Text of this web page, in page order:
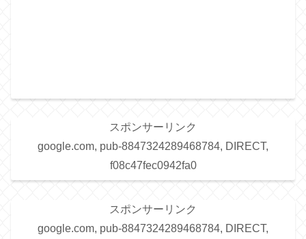
スポンサーリンク
google.com, pub-8847324289468784, DIRECT,
f08c47fec0942fa0
スポンサーリンク
google.com, pub-8847324289468784, DIRECT,